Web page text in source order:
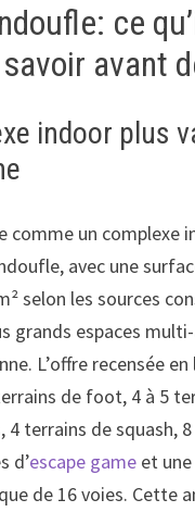
ce
avant
indoor plus
comme un complexe
avec une
selon les sources
grands espaces
L’offre recensée
de foot, 4 à 5
4 terrains de squash,
d’escape gameet
de 16 voies. Cette